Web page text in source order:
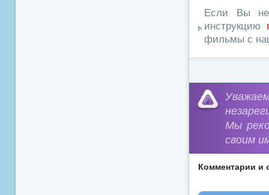
Если Вы не
инструкцию
фильмы с
Мы
своим
Комментарии и